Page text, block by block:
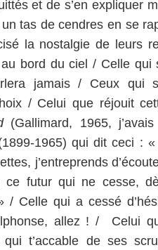
et de s’en expliquer
tas de cendres en se
la nostalgie de leurs
au bord du ciel / Celle
jamais / Ceux qui
/ Celui que réjouit
(Gallimard, 1965,
1965) qui dit ceci :
j’entreprends
ce futur qui ne cesse,
/ Celle qui a cessé
allez ! / Celui
qui t’accable de ses